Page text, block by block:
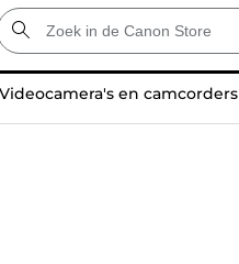
Videocamera's en camcorders